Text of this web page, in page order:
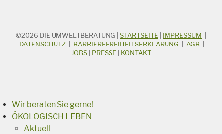
STICHWORTSUCHE
Suchbegriff
©2026 DIE UMWELTBERATUNG STARTSEITE IMPRESSUM
DATENSCHUTZ
BARRIEREFREIHEITSERKLÄRUNG AGB
JOBS| PRESSE| KONTAKT
Wir beraten Sie gerne!
ÖKOLOGISCH LEBEN
Aktuell